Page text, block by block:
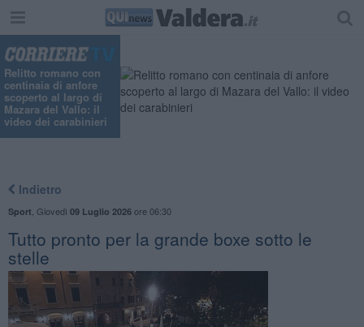
Relitto romano con
centinaia di anfore
scoperto al largo di
Mazara del Vallo: il
video dei carabinieri
Indietro
Sport Giovedì 09 Luglio 2026ore 06:30
Tutto pronto per la grande boxe sotto le
stelle